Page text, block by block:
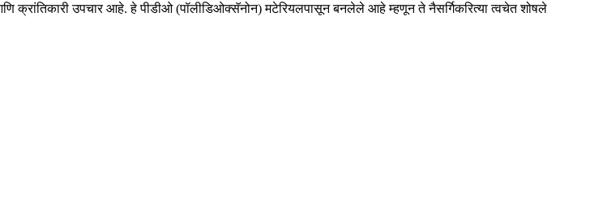
क्रांतिकारी उपचार आहे. हे पीडीओ (पॉलीडिओक्सॅनोन) मटेरियलपासून बनलेले आहे म्हणून ते नैसर्गिकरित्या त्वचेत शोषले